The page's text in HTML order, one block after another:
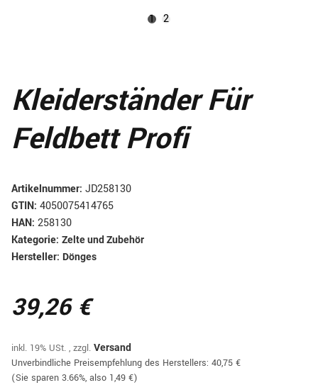
1 2
Kleiderständer Für
Feldbett Profi
Artikelnummer: JD258130
GTIN: 4050075414765
HAN: 258130
Kategorie: Zelte und Zubehör
Hersteller: Dönges
39,26 €
inkl. 19% USt. , zzgl. Versand
Unverbindliche Preisempfehlung des Herstellers: 40,75 €
(Sie sparen 3.66%, also 1,49 €)